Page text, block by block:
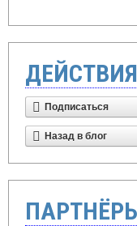
ДЕЙСТВИЯ
Подписаться
Назад в блог